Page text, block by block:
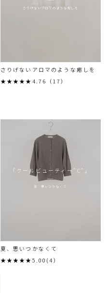
さりげないアロマのような癒しを
さりげないアロマのような癒しを
★★★★★4.76（17）
「クールビューティー"C"」
夏、思いつかなくて
夏、思いつかなくて
★★★★★5.00(4）